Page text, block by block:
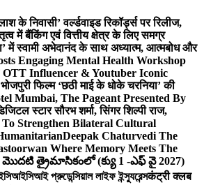
के निवासी’ वर्ल्डवाइड रिकॉर्ड्स पर रिलीज,
में बैंकिंग एवं वित्तीय क्षेत्र के लिए समग्र
में स्वामी अभेदानंद के साथ अध्यात्म, आत्मबोध और
Engaging Mental Health Workshop
Influencer & Youtuber Iconic
फिल्म ‘छठी माई के धोके चरनिया’ की
Mumbai, The Pageant Presented By
स्टार सौरभ शर्मा, सिंगर शिल्पी राज,
Strengthen Bilateral Cultural
Deepak Chaturvedi The
Where Memory Meets The
, మొదటి త్రైమాసికంలో (క్యు 1 -ఎఫ్ వై 2027)
প্রুডেন্সিয়াল লাইফ ইন্স্যুরেন্সकंट्री क्लब